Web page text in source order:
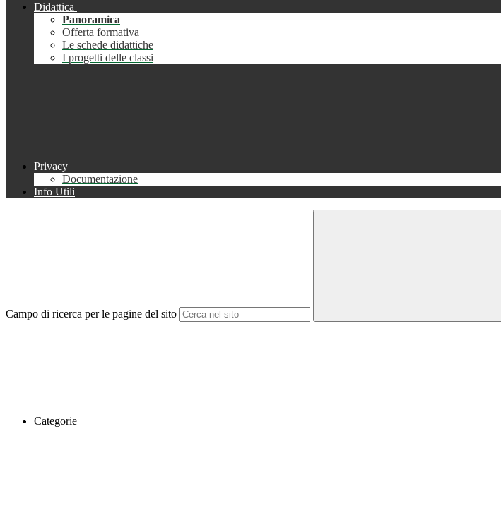
Didattica
Panoramica
Offerta formativa
Le schede didattiche
I progetti delle classi
Privacy
Documentazione
Info Utili
Campo di ricerca per le pagine del sito
Categorie